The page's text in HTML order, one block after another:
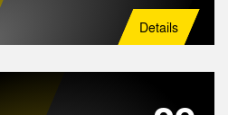
Details